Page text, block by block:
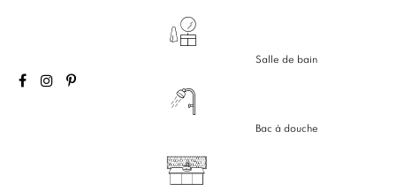
Salle de bain
Bac à douche